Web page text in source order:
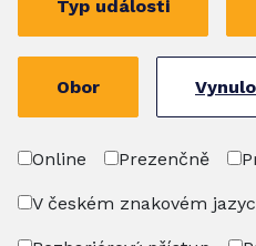
Typ události
Obor
Online Prezenčně
V českém znakovém